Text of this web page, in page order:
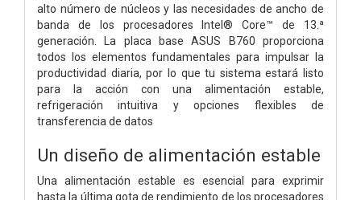
alto número de núcleos y las necesidades de ancho de
banda de los procesadores Intel® Core™ de 13.ª
generación. La placa base ASUS B760 proporciona
todos los elementos fundamentales para impulsar la
productividad diaria, por lo que tu sistema estará listo
para la acción con una alimentación estable,
refrigeración intuitiva y opciones flexibles de
transferencia de datos
Un diseño de alimentación estable
Una alimentación estable es esencial para exprimir
hasta la última gota de rendimiento de los procesadores